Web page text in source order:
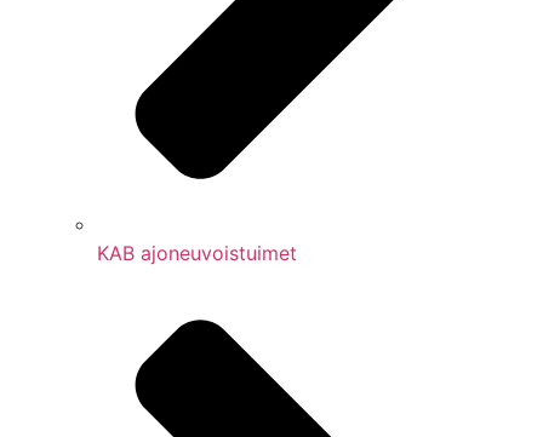
KAB ajoneuvoistuimet